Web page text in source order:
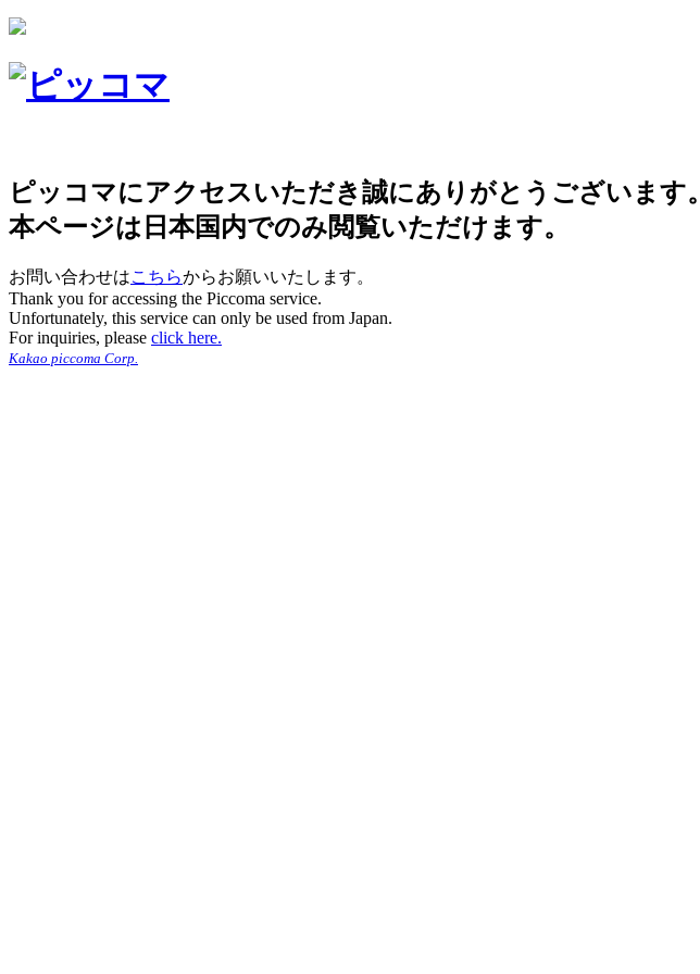
ピッコマにアクセスいただき誠にありがとうございます。
本ページは日本国内でのみ閲覧いただけます。
お問い合わせはこちらからお願いいたします。
Thank you for accessing the Piccoma service.
Unfortunately, this service can only be used from Japan.
For inquiries, please click here.
Kakao piccoma Corp.